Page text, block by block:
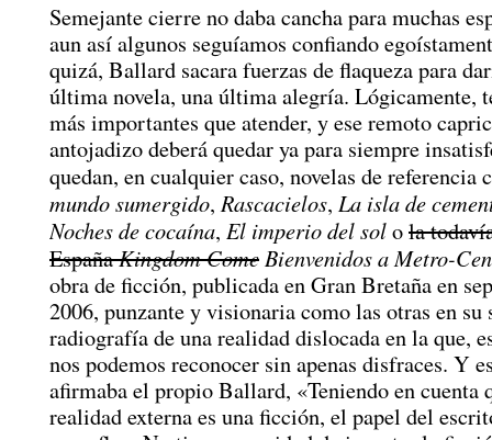
Semejante cierre no daba cancha para muchas
aun así algunos seguíamos confiando
quizá, Ballard sacara fuerzas de flaqueza para
última novela, una última alegría. Lógicamente,
más importantes que atender, y ese remoto
antojadizo deberá quedar ya para siempre
quedan, en cualquier caso, novelas de referencia
mundo sumergido, Rascacielos, La isla de
Noches de cocaína, El imperio del solola
EspañaKingdom Come Bienvenidos a Metro-
obra de ficción, publicada en Gran Bretaña en
2006, punzante y visionaria como las otras en su
radiografía de una realidad dislocada en la que,
nos podemos reconocer sin apenas disfraces. Y
afirmaba el propio Ballard, «Teniendo en cuenta
realidad externa es una ficción, el papel del